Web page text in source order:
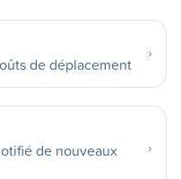
de déplacement
de nouveaux